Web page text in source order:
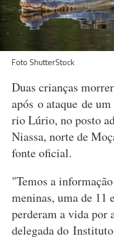
Foto ShutterStock
Duas crianças
após o ataque de
rio Lúrio, no posto
Niassa, norte de
fonte oficial.
"Temos a
meninas, uma de 11
perderam a vida por
delegada do